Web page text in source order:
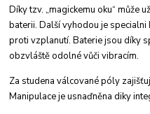
Díky tzv. „magickemu oku“ může
baterii. Další vyhodou je specialni
protivzplanutí. Baterie jsou díky
obzvláště odolné vůči vibracím.
Za studena válcované póly
Manipulace je usnaďněnadiky